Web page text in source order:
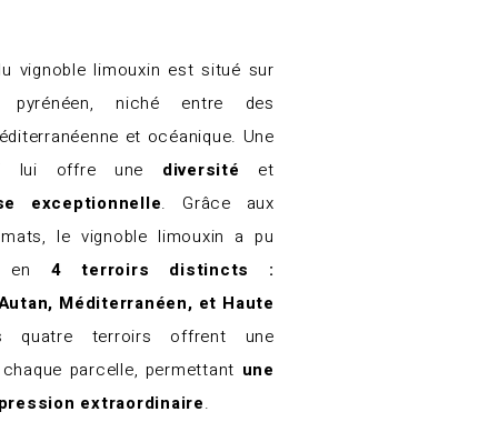
vignoble limouxin est situé sur
niché entre des
et océanique. Une
lui offre une diversité et
exceptionnelle. Grâce aux
le vignoble limouxin a pu
en 4 terroirs distincts :
Méditerranéen, et Haute
quatre terroirs offrent une
parcelle, permettant une
extraordinaire.